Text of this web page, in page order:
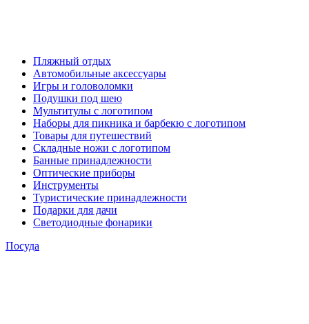
Пляжный отдых
Автомобильные аксессуары
Игры и головоломки
Подушки под шею
Мультитулы с логотипом
Наборы для пикника и барбекю с логотипом
Товары для путешествий
Складные ножи с логотипом
Банные принадлежности
Оптические приборы
Инструменты
Туристические принадлежности
Подарки для дачи
Светодиодные фонарики
Посуда